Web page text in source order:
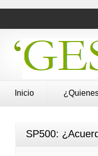
Inicio
SP500: